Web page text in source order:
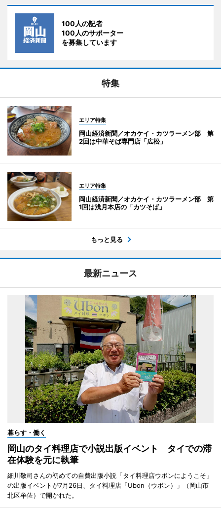
100人の記者
100人のサポーター
を募集しています
特集
エリア特集
岡山経済新聞／オカケイ・カツラーメン部 第
2回は中華そば専門店「広松」
エリア特集
岡山経済新聞／オカケイ・カツラーメン部 第
1回は浅月本店の「カツそば」
もっと見る
最新ニュース
暮らす・働く
岡山のタイ料理店で小説出版イベント タイでの滞
在体験を元に執筆
細川敬司さんの初めての自費出版小説「タイ料理店ウボンにようこそ」
の出版イベントが7月26日、タイ料理店「Ubon（ウボン）」（岡山市
北区牟佐）で開かれた。